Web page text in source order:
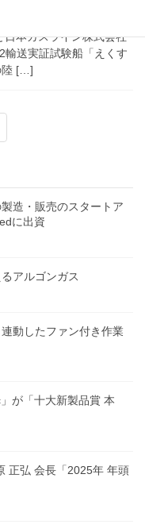
本ガスライン株式会社
輸送実証試験船「えくす
陸 […]
造・販売のスタートア
に出資
アルゴンガス
動したファン付き作業
が「十大新製品賞 本
正弘 会長「2025年 年頭